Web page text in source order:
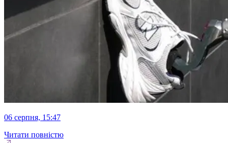
06 серпня, 15:47
Читати повністю